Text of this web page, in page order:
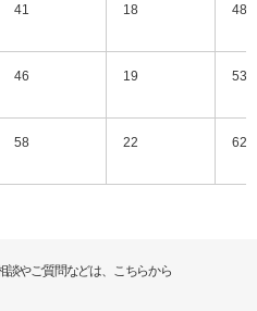
41 18 48
46 19 53
58 22 62
談やご質問などは、こちらから